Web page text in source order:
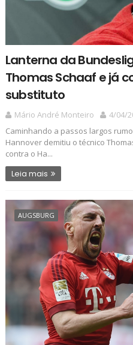
Lanterna da
Thomas Schaaf e já
substituto
Mário André Monteiro
4/04/
Caminhando a passos largos
Hannover demitiu o técnico
contra o Ha...
Leia mais
AUGSBURG